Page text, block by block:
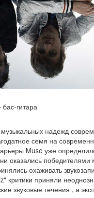
гитара
надежд
семя на
Muse уже
оказались победителями
охаживать
критики приняли
звуковые течения , а